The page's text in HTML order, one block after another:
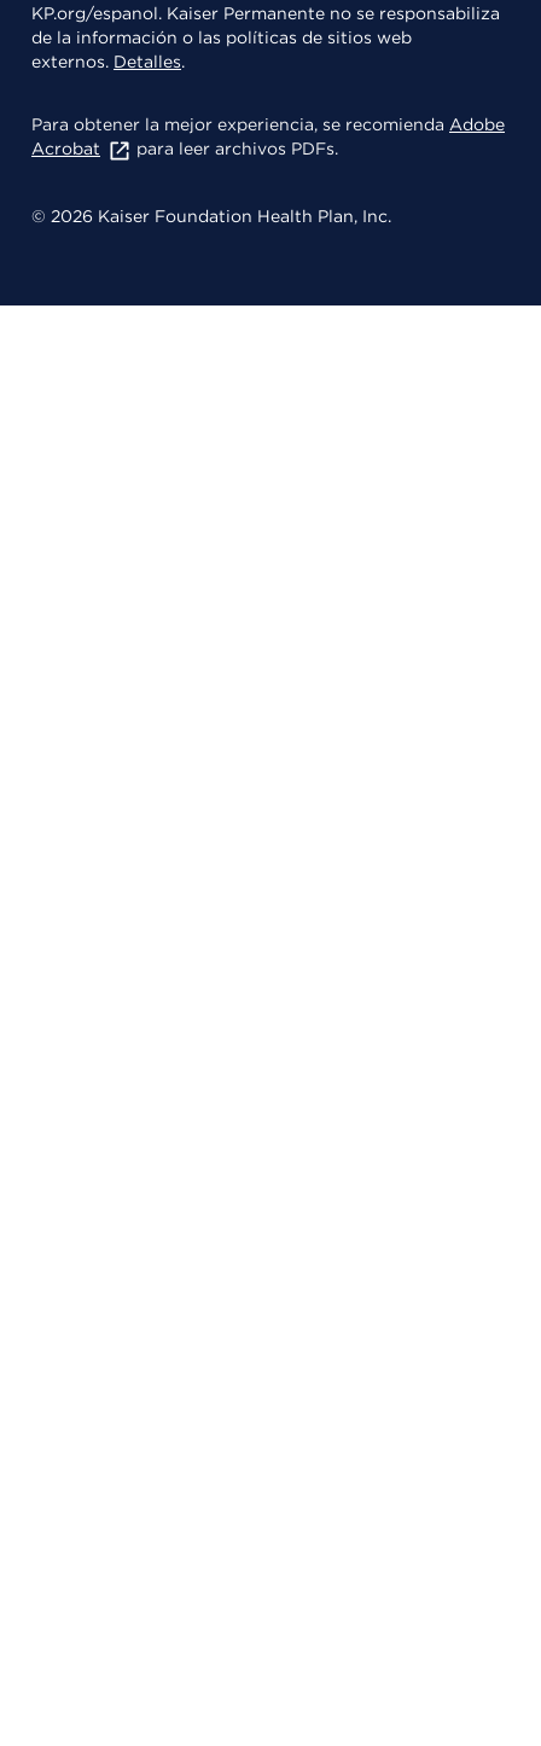
KP.org/espanol. Kaiser Permanente no se responsabiliza
de la información o las políticas de sitios web
externos. Detalles.
Para obtener la mejor experiencia, se recomienda Adobe
Acrobat
para leer archivos PDFs.
© 2026 Kaiser Foundation Health Plan, Inc.